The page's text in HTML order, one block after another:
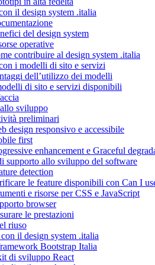
il design system .italia
del design system
operative
contribuire al design system .italia
i modelli di sito e servizi
dell’utilizzo dei modelli
di sito e servizi disponibili
sviluppo
preliminari
design responsivo e accessibile
first
enhancement e Graceful
supporto allo sviluppo del software
detection
le feature disponibili con Can I
e risorse per CSS e JavaScript
browser
le prestazioni
riuso
il design system .italia
Bootstrap Italia
di sviluppo React